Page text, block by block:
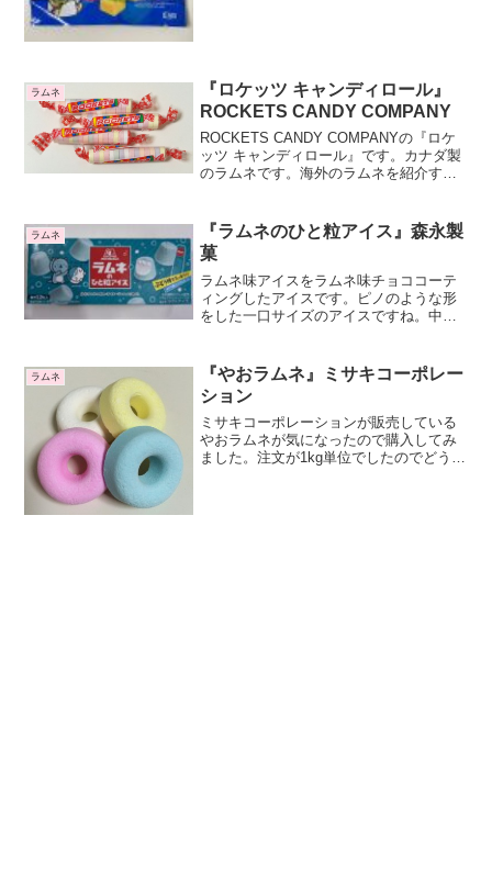
ラムネ
『ロケッツ キャンディロール』
ROCKETS CANDY COMPANY
ROCKETS CANDY COMPANYの『ロケ
ッツ キャンディロール』です。カナダ製
のラムネです。海外のラムネを紹介する
ッケージですね。ちなみにラムネは英語
で、Po...
ラムネ
『ラムネのひと粒アイス』森永製
菓
ラムネ味アイスをラムネ味チョココーテ
ィングしたアイスです。ピノのような形
をした一口サイズのアイスですね。中に
いです。このラムネはアイス専用のラム
ネだそうです。
ラムネ
『やおラムネ』ミサキコーポレー
ション
ミサキコーポレーションが販売している
やおラムネが気になったので購入してみ
ました。注文が1kg単位でしたのでどうし